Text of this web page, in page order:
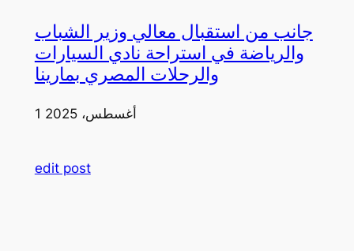
جانب من استقبال معالي وزير الشباب
والرياضة في استراحة نادي السيارات
والرحلات المصري بمارينا
1 أغسطس، 2025
edit post